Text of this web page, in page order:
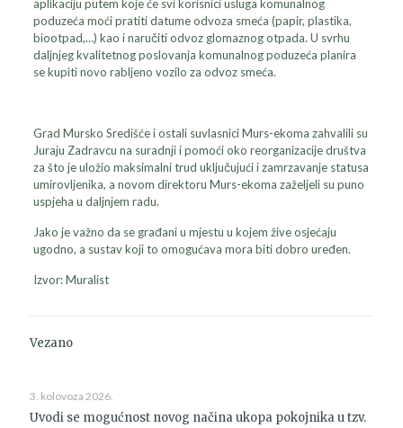
aplikaciju putem koje će svi korisnici usluga komunalnog
poduzeća moći pratiti datume odvoza smeća (papir, plastika,
biootpad,…) kao i naručiti odvoz glomaznog otpada. U svrhu
daljnjeg kvalitetnog poslovanja komunalnog poduzeća planira
se kupiti novo rabljeno vozilo za odvoz smeća.
Grad Mursko Središće i ostali suvlasnici Murs-ekoma zahvalili su
Juraju Zadravcu na suradnji i pomoći oko reorganizacije društva
za što je uložio maksimalni trud uključujući i zamrzavanje statusa
umirovljenika, a novom direktoru Murs-ekoma zaželjeli su puno
uspjeha u daljnjem radu.
Jako je važno da se građani u mjestu u kojem žive osjećaju
ugodno, a sustav koji to omogućava mora biti dobro uređen.
Izvor: Muralist
Vezano
3. kolovoza 2026.
Uvodi se mogućnost novog načina ukopa pokojnika u tzv.